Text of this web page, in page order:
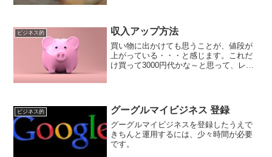
ビジネス的 収入アップ方法
買い物に出かけても思うことが、値段が
上がっている・・・と感じます。これだ
け買って3000円代かな～と思って、レジ
かっている主婦の方...
ビジネス的 グーグルマイビジネス 登録
グーグルマイビジネスを登録したうえで
きちんと運用するには、少々時間が必要
です。